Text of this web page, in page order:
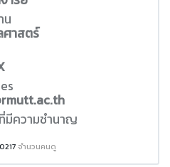
น
าสตร์
มีความชำนาญ
จำนวนคนดู